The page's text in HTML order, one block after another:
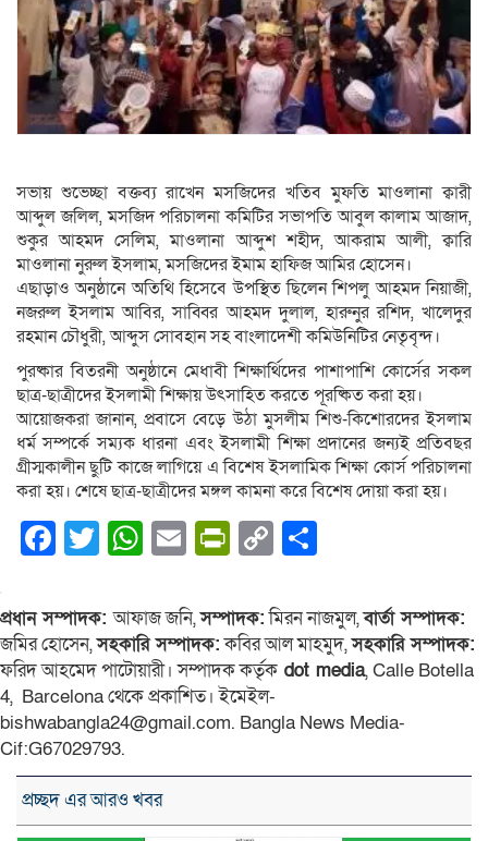
সভায় শুভেচ্ছা বক্তব্য রাখেন মসজিদের খতিব মুফতি মাওলানা ক্বারী
আব্দুল জলিল, মসজিদ পরিচালনা কমিটির সভাপতি আবুল কালাম আজাদ,
শুকুর আহমদ সেলিম, মাওলানা আব্দুশ শহীদ, আকরাম আলী, ক্বারি
মাওলানা নুরুল ইসলাম, মসজিদের ইমাম হাফিজ আমির হোসেন।
এছাড়াও অনুষ্ঠানে অতিথি হিসেবে উপস্থিত ছিলেন শিপলু আহমদ নিয়াজী,
নজরুল ইসলাম আবির, সাব্বির আহমদ দুলাল, হারুনুর রশিদ, খালেদুর
রহমান চৌধুরী, আব্দুস সোবহান সহ বাংলাদেশী কমিউনিটির নেতৃবৃন্দ।
পুরষ্কার বিতরনী অনুষ্ঠানে মেধাবী শিক্ষার্থিদের পাশাপাশি কোর্সের সকল
ছাত্র-ছাত্রীদের ইসলামী শিক্ষায় উৎসাহিত করতে পূরষ্কিত করা হয়।
আয়োজকরা জানান, প্রবাসে বেড়ে উঠা মুসলীম শিশু-কিশোরদের ইসলাম
ধর্ম সম্পর্কে সম্যক ধারনা এবং ইসলামী শিক্ষা প্রদানের জন্যই প্রতিবছর
গ্রীস্মকালীন ছুটি কাজে লাগিয়ে এ বিশেষ ইসলামিক শিক্ষা কোর্স পরিচালনা
করা হয়। শেষে ছাত্র-ছাত্রীদের মঙ্গল কামনা করে বিশেষ দোয়া করা হয়।
Facebook
Twitter
WhatsApp
EmailPrintFriendly
Copy
প্রধান সম্পাদক:আফাজ জনি,সম্পাদক:মিরন নাজমুল,বার্তা সম্পাদক:
জমির হোসেন,সহকারি সম্পাদক:কবির আল মাহমুদ,সহকারি সম্পাদক:
ফরিদ আহমেদ পাটোয়ারী। সম্পাদক কর্তৃক dot media, Calle Botella
4, Barcelona থেকে প্রকাশিত। ইমেইল-
bishwabangla24@gmail.com. Bangla News Media-
Cif:G67029793.
প্রচ্ছদ এর আরও খবর